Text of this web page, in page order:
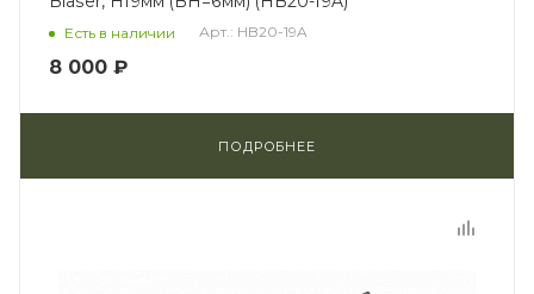
Есть в наличии Арт.: HB20-19A
8 000 ₽
ПОДРОБНЕЕ